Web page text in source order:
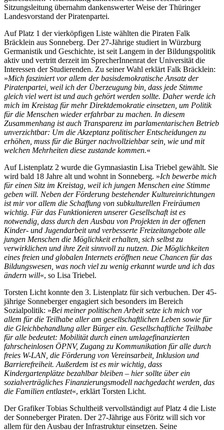
Sitzungsleitung übernahm dankenswerter Weise der Thüringer
Landesvorstand der Piratenpartei.
Auf Platz 1 der vierköpfigen Liste wählten die Piraten Falk
Bräcklein aus Sonneberg. Der 27-Jährige studiert in Würzburg
Germanistik und Geschichte, ist seit Langem in der Bildungspolitik
aktiv und vertritt derzeit im SprecherInnenrat der Universität die
Interessen der Studierenden. Zu seiner Wahl erklärt Falk Bräcklein:
»Mich fasziniert vor allem der basisdemokratische Ansatz der
Piratenpartei, weil ich der Überzeugung bin, dass jede Stimme
gleich viel wert ist und auch gehört werden sollte. Daher werde ich
mich im Kreistag für mehr Direktdemokratie einsetzen, um Politik
für die Menschen wieder erfahrbar zu machen. In diesem
Zusammenhang ist auch Transparenz im parlamentarischen Betrieb
unverzichtbar: Um die Akzeptanz politischer Entscheidungen zu
erhöhen, muss für die Bürger nachvollziehbar sein, wie und mit
welchen Mehrheiten diese zustande kommen.«
Auf Listenplatz 2 wurde die Gymnasiastin Lisa Triebel gewählt. Sie
wird bald 18 Jahre alt und wohnt in Sonneberg. »Ich bewerbe mich
für einen Sitz im Kreistag, weil ich jungen Menschen eine Stimme
geben will. Neben der Förderung bestehender Kultureinrichtungen
ist mir vor allem die Schaffung von subkulturellen Freiräumen
wichtig. Für das Funktionieren unserer Gesellschaft ist es
notwendig, dass durch den Ausbau von Projekten in der offenen
Kinder- und Jugendarbeit und verbesserte Freizeitangebote alle
jungen Menschen die Möglichkeit erhalten, sich selbst zu
verwirklichen und ihre Zeit sinnvoll zu nutzen. Die Möglichkeiten
eines freien und globalen Internets eröffnen neue Chancen für das
Bildungswesen, was noch viel zu wenig erkannt wurde und ich das
ändern will«, so Lisa Triebel.
Torsten Licht konnte den 3. Listenplatz für sich verbuchen. Der 45-
jährige Sonneberger engagiert sich besonders im Bereich
Sozialpolitik: »Bei meiner politischen Arbeit setze ich mich vor
allem für die Teilhabe aller am gesellschaftlichen Leben sowie für
die Gleichbehandlung aller Bürger ein. Gesellschaftliche Teilhabe
für alle bedeutet: Mobilität durch einen umlagefinanzierten
fahrscheinlosen ÖPNV, Zugang zu Kommunikation für alle durch
freies W-LAN, die Förderung von Vereinsarbeit, Inklusion und
Barrierefreiheit. Außerdem ist es mir wichtig, dass
Kindergartenplätze bezahlbar bleiben – hier sollte über ein
sozialverträgliches Finanzierungsmodell nachgedacht werden, das
die Familien entlastet«, erklärt Torsten Licht.
Der Grafiker Tobias Schultheiß vervollständigt auf Platz 4 die Liste
der Sonneberger Piraten. Der 27-Jährige aus Föritz will sich vor
allem für den Ausbau der Infrastruktur einsetzen. Seine